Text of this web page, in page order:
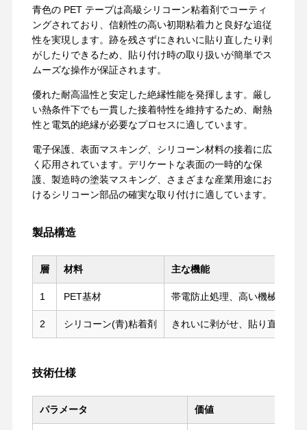
青色の PET テープは高級シリコーン粘着剤でコーティ
ングされており、信頼性の高い初期粘着力と良好な追従
性を実現します。跡を残さずにきれいに貼り直したり剥
がしたりできるため、貼り付け時の取り扱いが簡単でス
ムーズな操作が保証されます。
優れた耐高温性と安定した絶縁性能を発揮します。厳し
い熱条件下でも一貫した接着特性を維持するため、耐熱
性と電気的絶縁が必要なプロセスに適しています。
電子保護、表面マスキング、シリコーン材料の接着に広
く応用されています。デリケートな表面の一時的な保
護、製造時の塗装マスキング、さまざまな産業用途にお
けるシリコーン部品の確実な取り付けに適しています。
製品構造
層 材料 主な機能
1 PET基材 帯電防止処理、高い機械的強度
2 シリコーン(青)粘着剤 きれいに剥がせ、貼り直し可
技術仕様
パラメータ 価値